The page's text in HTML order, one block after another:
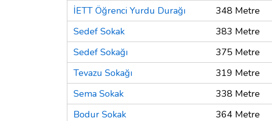
İETT Öğrenci Yurdu Durağı
348 Metre
Sedef Sokak
383 Metre
Sedef Sokağı
375 Metre
Tevazu Sokağı
319 Metre
Sema Sokak
338 Metre
Bodur Sokak
364 Metre